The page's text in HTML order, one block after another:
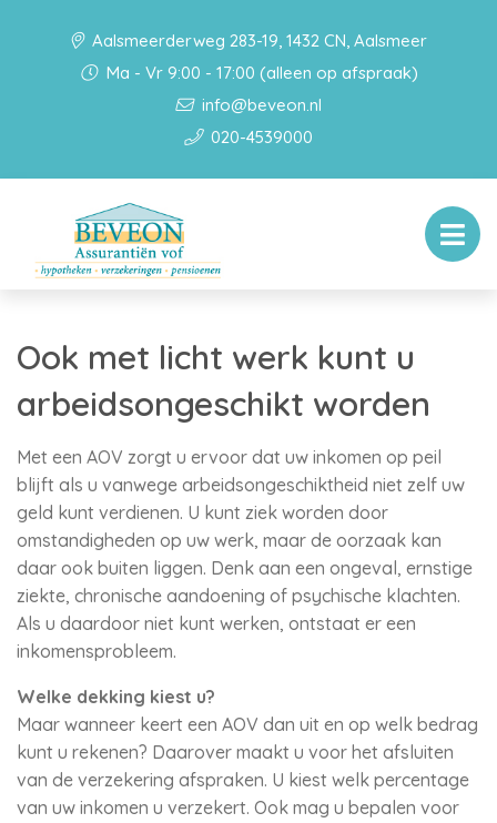
Aalsmeerderweg 283-19, 1432 CN, Aalsmeer
Ma - Vr 9:00 - 17:00 (alleen op afspraak)
info@beveon.nl
020-4539000
Ook met licht werk kunt u
arbeidsongeschikt worden
Met een AOV zorgt u ervoor dat uw inkomen op peil
blijft als u vanwege arbeidsongeschiktheid niet zelf uw
geld kunt verdienen. U kunt ziek worden door
omstandigheden op uw werk, maar de oorzaak kan
daar ook buiten liggen. Denk aan een ongeval, ernstige
ziekte, chronische aandoening of psychische klachten.
Als u daardoor niet kunt werken, ontstaat er een
inkomensprobleem.
Welke dekking kiest u?
Maar wanneer keert een AOV dan uit en op welk bedrag
kunt u rekenen? Daarover maakt u voor het afsluiten
van de verzekering afspraken. U kiest welk percentage
van uw inkomen u verzekert. Ook mag u bepalen voor